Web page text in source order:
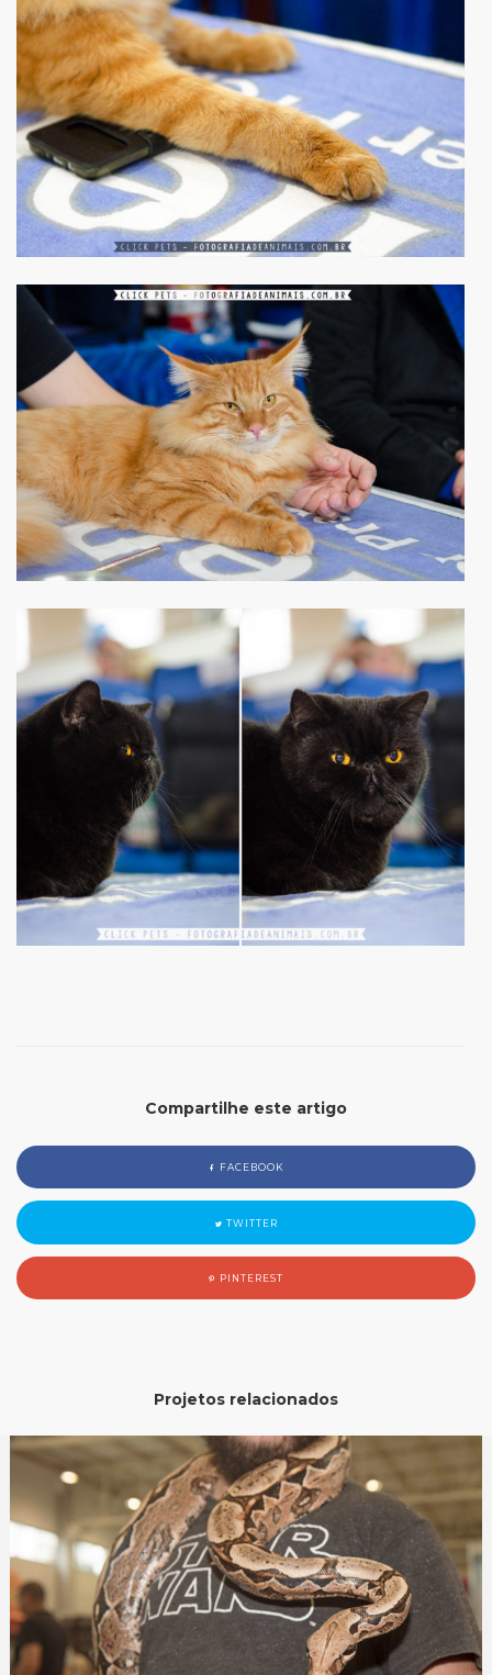
Compartilhe este artigo
FACEBOOK
TWITTER
PINTEREST
Projetos relacionados